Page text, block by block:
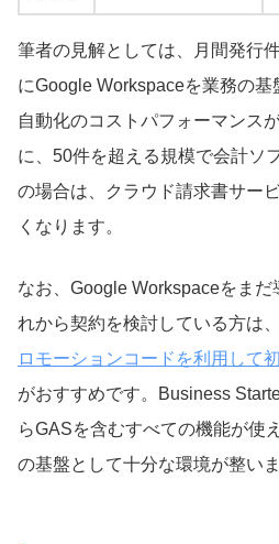
筆者の見解としては、月間発行
にGoogle Workspaceを業務の
自動化のコストパフォーマンス
に、50件を超える規模で会計ソ
の場合は、クラウド請求書サー
くなります。
なお、Google Workspaceをまだ
れから契約を検討している方は、
ロモーションコードを利用して
がおすすめです。Business
らGASを含むすべての機能が使
の基盤として十分な環境が整いま